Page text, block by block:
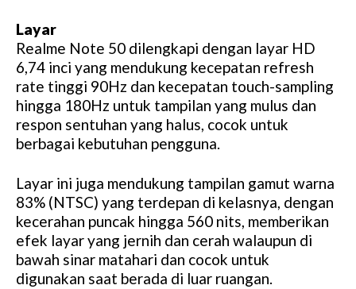
Layar
Realme Note 50 dilengkapi dengan layar HD
6,74 inci yang mendukung kecepatan refresh
rate tinggi 90Hz dan kecepatan touch-sampling
hingga 180Hz untuk tampilan yang mulus dan
respon sentuhan yang halus, cocok untuk
berbagai kebutuhan pengguna.
Layar ini juga mendukung tampilan gamut warna
83% (NTSC) yang terdepan di kelasnya, dengan
kecerahan puncak hingga 560 nits, memberikan
efek layar yang jernih dan cerah walaupun di
bawah sinar matahari dan cocok untuk
digunakan saat berada di luar ruangan.